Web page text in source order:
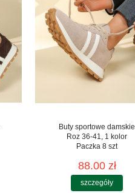
Buty sportowe damskie
Roz 36-41, 1 kolor
Paczka 8 szt
88.00 zł
szczegóły